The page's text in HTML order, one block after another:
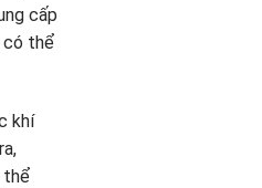
cấp
có thể
khí
thể